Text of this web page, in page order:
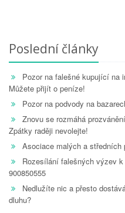
Poslední články
Pozor na falešné kupující na
Můžete přijít o peníze!
Pozor na podvody na
Znovu se rozmáhá
Zpátky raději nevolejte!
Asociace malých a středních
Rozesílání falešných výzev
900850555
Nedlužíte nic a přesto
dluhu?